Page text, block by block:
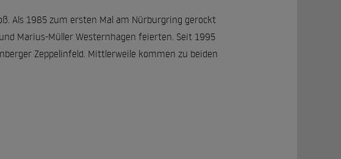
Als 1985 zum ersten Mal am Nürburgring gerockt
Marius-Müller Westernhagen feierten. Seit 1995
Zeppelinfeld. Mittlerweile kommen zu beiden